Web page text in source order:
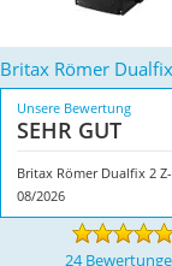
Britax Römer
Unsere Bewertung
SEHR GUT
Britax Römer Dualfix 2
08/2026
24